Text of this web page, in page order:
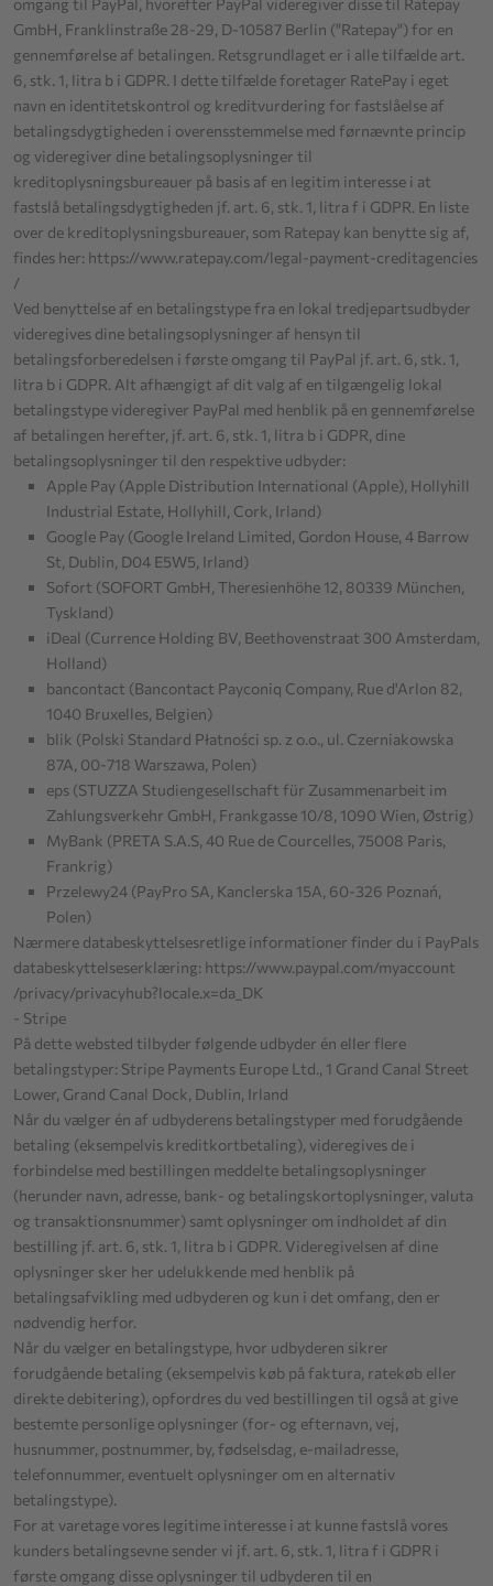
omgang til PayPal, hvorefter PayPal videregiver disse til Ratepay
GmbH, Franklinstraße 28-29, D-10587 Berlin ("Ratepay") for en
gennemførelse af betalingen. Retsgrundlaget er i alle tilfælde art.
6, stk. 1, litra b i GDPR. I dette tilfælde foretager RatePay i eget
navn en identitetskontrol og kreditvurdering for fastslåelse af
betalingsdygtigheden i overensstemmelse med førnævnte princip
og videregiver dine betalingsoplysninger til
kreditoplysningsbureauer på basis af en legitim interesse i at
fastslå betalingsdygtigheden jf. art. 6, stk. 1, litra f i GDPR. En liste
over de kreditoplysningsbureauer, som Ratepay kan benytte sig af,
findes her: https://www.ratepay.com/legal-payment-creditagencies
/
Ved benyttelse af en betalingstype fra en lokal tredjepartsudbyder
videregives dine betalingsoplysninger af hensyn til
betalingsforberedelsen i første omgang til PayPal jf. art. 6, stk. 1,
litra b i GDPR. Alt afhængigt af dit valg af en tilgængelig lokal
betalingstype videregiver PayPal med henblik på en gennemførelse
af betalingen herefter, jf. art. 6, stk. 1, litra b i GDPR, dine
betalingsoplysninger til den respektive udbyder:
Apple Pay (Apple Distribution International (Apple), Hollyhill
Industrial Estate, Hollyhill, Cork, Irland)
Google Pay (Google Ireland Limited, Gordon House, 4 Barrow
St, Dublin, D04 E5W5, Irland)
Sofort (SOFORT GmbH, Theresienhöhe 12, 80339 München,
Tyskland)
iDeal (Currence Holding BV, Beethovenstraat 300 Amsterdam,
Holland)
bancontact (Bancontact Payconiq Company, Rue d'Arlon 82,
1040 Bruxelles, Belgien)
blik (Polski Standard Płatności sp. z o.o., ul. Czerniakowska
87A, 00-718 Warszawa, Polen)
eps (STUZZA Studiengesellschaft für Zusammenarbeit im
Zahlungsverkehr GmbH, Frankgasse 10/8, 1090 Wien, Østrig)
MyBank (PRETA S.A.S, 40 Rue de Courcelles, 75008 Paris,
Frankrig)
Przelewy24 (PayPro SA, Kanclerska 15A, 60-326 Poznań,
Polen)
Nærmere databeskyttelsesretlige informationer finder du i PayPals
databeskyttelseserklæring: https://www.paypal.com/myaccount
/privacy/privacyhub?locale.x=da_DK
- Stripe
På dette websted tilbyder følgende udbyder én eller flere
betalingstyper: Stripe Payments Europe Ltd., 1 Grand Canal Street
Lower, Grand Canal Dock, Dublin, Irland
Når du vælger én af udbyderens betalingstyper med forudgående
betaling (eksempelvis kreditkortbetaling), videregives de i
forbindelse med bestillingen meddelte betalingsoplysninger
(herunder navn, adresse, bank- og betalingskortoplysninger, valuta
og transaktionsnummer) samt oplysninger om indholdet af din
bestilling jf. art. 6, stk. 1, litra b i GDPR. Videregivelsen af dine
oplysninger sker her udelukkende med henblik på
betalingsafvikling med udbyderen og kun i det omfang, den er
nødvendig herfor.
Når du vælger en betalingstype, hvor udbyderen sikrer
forudgående betaling (eksempelvis køb på faktura, ratekøb eller
direkte debitering), opfordres du ved bestillingen til også at give
bestemte personlige oplysninger (for- og efternavn, vej,
husnummer, postnummer, by, fødselsdag, e-mailadresse,
telefonnummer, eventuelt oplysninger om en alternativ
betalingstype).
For at varetage vores legitime interesse i at kunne fastslå vores
kunders betalingsevne sender vi jf. art. 6, stk. 1, litra f i GDPR i
første omgang disse oplysninger til udbyderen til en